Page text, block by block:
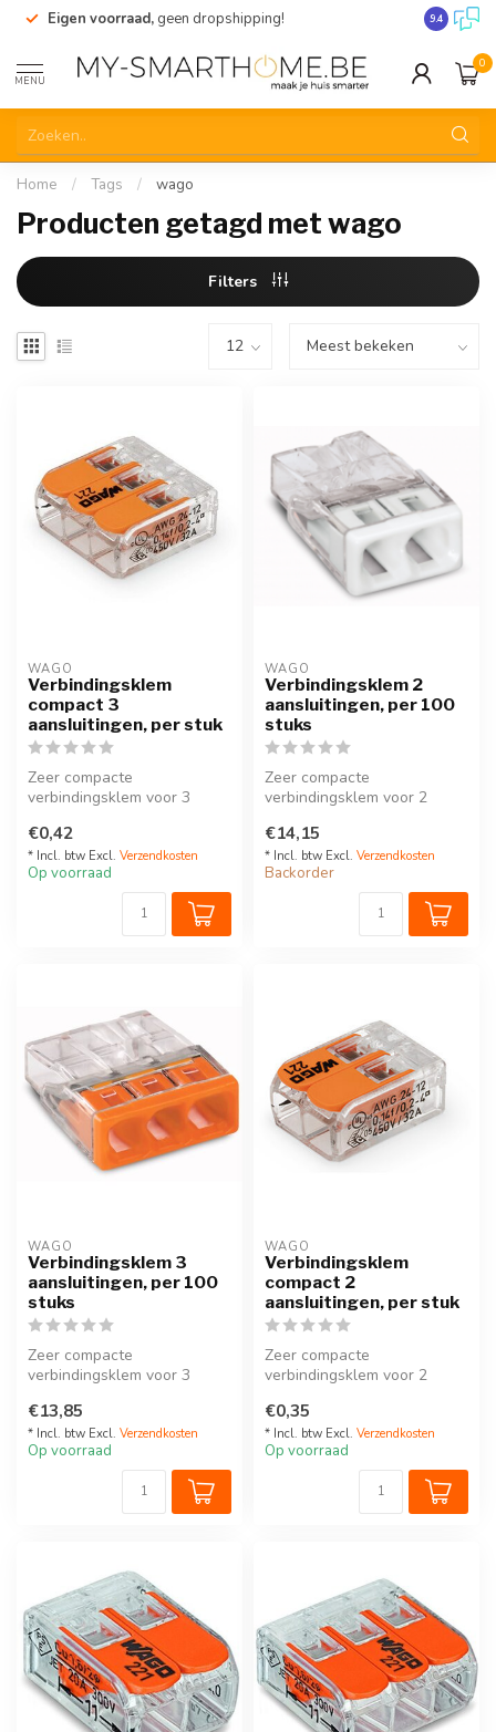
Eigen voorraad, geen dropshipping! 9.4
MENU
0
Home / Tags / wago
Producten getagd met wago
Filters
WAGO
Verbindingsklem
compact 3
aansluitingen, per stuk
Zeer compacte
verbindingsklem voor 3
draad met soepe...
€0,42
* Incl. btw Excl. Verzendkosten
Op voorraad
WAGO
Verbindingsklem 2
aansluitingen, per 100
stuks
Zeer compacte
verbindingsklem voor 2
met harde kern....
€14,15
* Incl. btw Excl. Verzendkosten
Backorder
WAGO
Verbindingsklem 3
aansluitingen, per 100
stuks
Zeer compacte
verbindingsklem voor 3
met harde kern....
€13,85
* Incl. btw Excl. Verzendkosten
Op voorraad
WAGO
Verbindingsklem
compact 2
aansluitingen, per stuk
Zeer compacte
verbindingsklem voor 2
draad met soepe...
€0,35
* Incl. btw Excl. Verzendkosten
Op voorraad